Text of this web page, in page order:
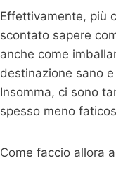
Effettivamente, più
scontato sapere
anche come
destinazione sano
Insomma, ci sono
spesso meno
Come faccio allora